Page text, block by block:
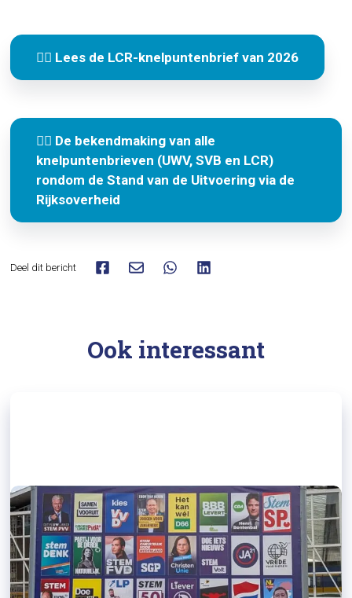
👉🏽 Lees de LCR-knelpuntenbrief van 2026
👉🏽 De bekendmaking van alle
knelpuntenbrieven (UWV, SVB en LCR)
rondom de Stand van de Uitvoering via de
Rijksoverheid
Deel dit bericht
Ook interessant